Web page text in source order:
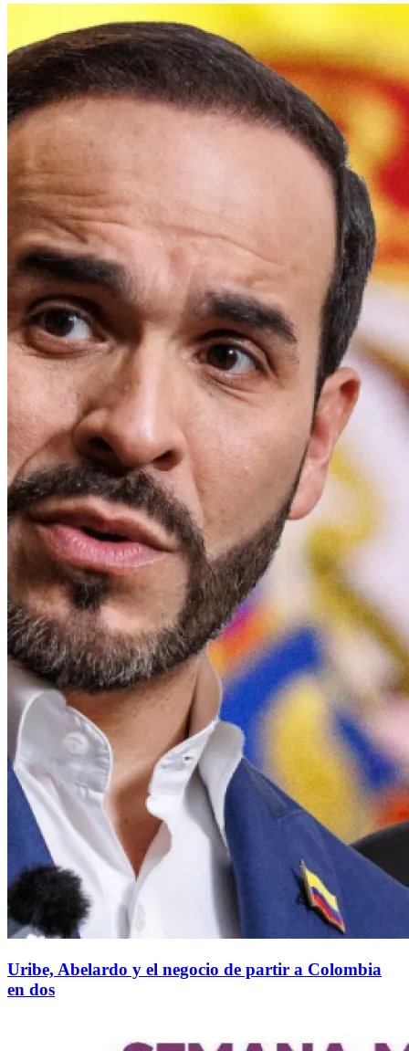
Uribe, Abelardo y el negocio de partir a Colombia
en dos